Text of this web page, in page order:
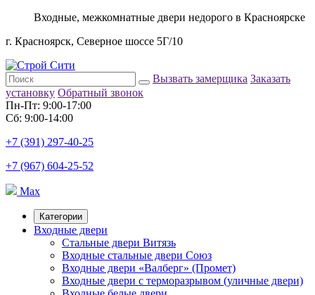
Входные, межкомнатные двери недорого в Красноярске
г. Красноярск, Северное шоссе 5Г/10
Вызвать замерщика Заказать
установку Обратный звонок
Пн-Пт: 9:00-17:00
Сб: 9:00-14:00
+7 (391) 297-40-25
+7 (967) 604-25-52
Max
Категории
Входные двери
Стальные двери Витязь
Входные стальные двери Союз
Входные двери «Валберг» (Промет)
Входные двери с терморазрывом (уличные двери)